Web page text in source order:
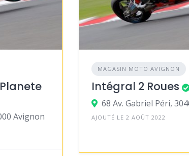
Avignon
MAGASIN MOTO AVIGNON
Intégral 2 Roues
AJOUTÉ LE 2 AOÛT 2022